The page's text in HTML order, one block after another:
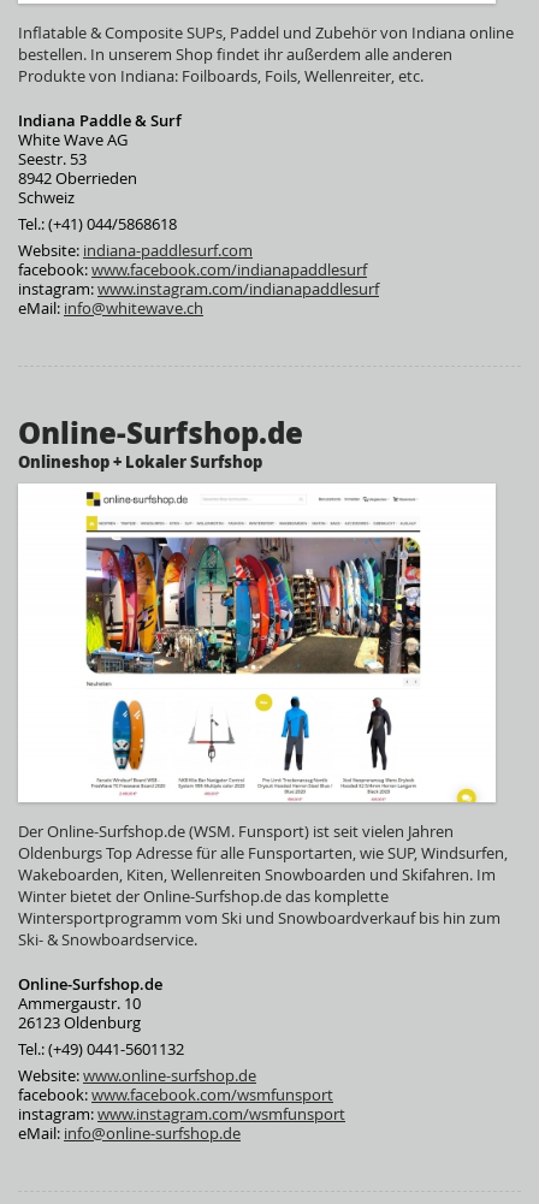
Inflatable & Composite SUPs, Paddel und Zubehör von Indiana online
bestellen. In unserem Shop findet ihr außerdem alle anderen
Produkte von Indiana: Foilboards, Foils, Wellenreiter, etc.
Indiana Paddle & Surf
White Wave AG
Seestr. 53
8942 Oberrieden
Schweiz
Tel.: (+41) 044/5868618
Website: indiana-paddlesurf.com
facebook:www.facebook.com/indianapaddlesurf
instagram:www.instagram.com/indianapaddlesurf
eMail: info@whitewave.ch
Online-Surfshop.de
Onlineshop + Lokaler Surfshop
Der Online-Surfshop.de (WSM. Funsport) ist seit vielen Jahren
Oldenburgs Top Adresse für alle Funsportarten, wie SUP, Windsurfen,
Wakeboarden, Kiten, Wellenreiten Snowboarden und Skifahren. Im
Winter bietet der Online-Surfshop.de das komplette
Wintersportprogramm vom Ski und Snowboardverkauf bis hin zum
Ski- & Snowboardservice.
Online-Surfshop.de
Ammergaustr. 10
26123 Oldenburg
Tel.: (+49) 0441-5601132
Website:www.online-surfshop.de
facebook:www.facebook.com/wsmfunsport
instagram:www.instagram.com/wsmfunsport
eMail: info@online-surfshop.de